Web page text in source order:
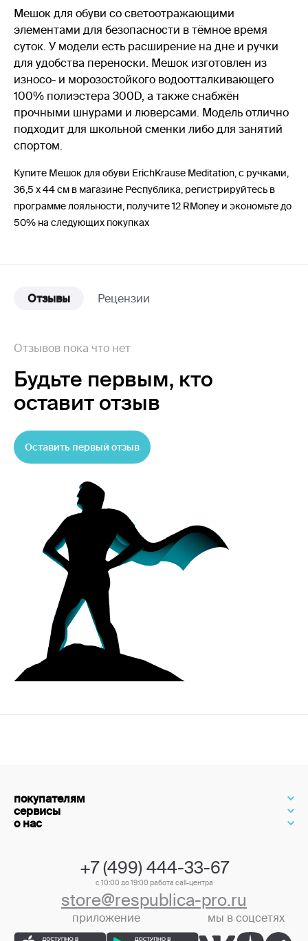
Мешок для обуви со светоотражающими
элементами для безопасности в тёмное время
суток. У модели есть расширение на дне и ручки
для удобства переноски. Мешок изготовлен из
износо- и морозостойкого водоотталкивающего
100% полиэстера 300D, а также снабжён
прочными шнурами и люверсами. Модель отлично
подходит для школьной сменки либо для занятий
спортом.
Купите Мешок для обуви ErichKrause Meditation, с ручками,
36,5 х 44 см в магазине Республика, регистрируйтесь в
программе лояльности, получите 12 RMoney и экономьте до
50% на следующих покупках
Отзывы Рецензии
Отзывов пока что нет
Будьте первым, кто
оставит отзыв
Оставить первый отзыв
покупателям
сервисы
о нас
+7 (499) 444-33-67
с 10:00 до 19:00 работа call-центра
store@respublica-pro.ru
приложение мы в соцсетях